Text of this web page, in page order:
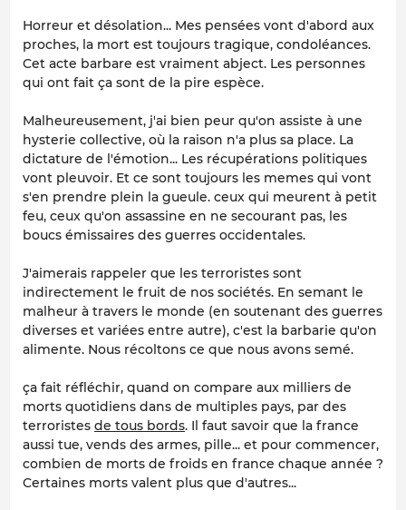
Horreur et désolation... Mes pensées vont d'abord aux
proches, la mort est toujours tragique, condoléances.
Cet acte barbare est vraiment abject. Les personnes
qui ont fait ça sont de la pire espèce.
Malheureusement, j'ai bien peur qu'on assiste à une
hysterie collective, où la raison n'a plus sa place. La
dictature de l'émotion... Les récupérations politiques
vont pleuvoir. Et ce sont toujours les memes qui vont
s'en prendre plein la gueule. ceux qui meurent à petit
feu, ceux qu'on assassine en ne secourant pas, les
boucs émissaires des guerres occidentales.
J'aimerais rappeler que les terroristes sont
indirectement le fruit de nos sociétés. En semant le
malheur à travers le monde (en soutenant des guerres
diverses et variées entre autre), c'est la barbarie qu'on
alimente. Nous récoltons ce que nous avons semé.
ça fait réfléchir, quand on compare aux milliers de
morts quotidiens dans de multiples pays, par des
terroristes de tous bords. Il faut savoir que la france
aussi tue, vends des armes, pille... et pour commencer,
combien de morts de froids en france chaque année ?
Certaines morts valent plus que d'autres...